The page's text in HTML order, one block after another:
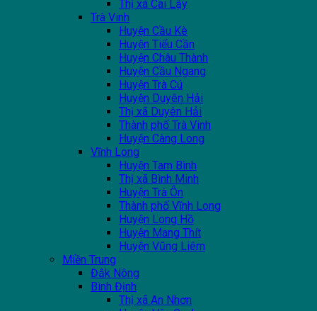
Thị xã Cai Lậy
Trà Vinh
Huyện Cầu Kè
Huyện Tiểu Cần
Huyện Châu Thành
Huyện Cầu Ngang
Huyện Trà Cú
Huyện Duyên Hải
Thị xã Duyên Hải
Thành phố Trà Vinh
Huyện Càng Long
Vĩnh Long
Huyện Tam Bình
Thị xã Bình Minh
Huyện Trà Ôn
Thành phố Vĩnh Long
Huyện Long Hồ
Huyện Mang Thít
Huyện Vũng Liêm
Miền Trung
Đắk Nông
Bình Định
Thị xã An Nhơn